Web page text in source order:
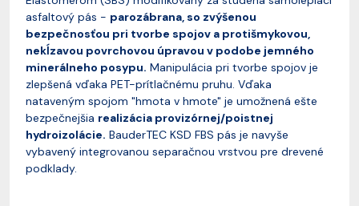
asfaltový pás - parozábrana, so zvýšenou
bezpečnosťou pri tvorbe spojov a protišmykovou,
nekĺzavou povrchovou úpravou v podobe jemného
minerálneho posypu. Manipulácia pri tvorbe spojov je
zlepšená vďaka PET-prítlačnému pruhu. Vďaka
nataveným spojom "hmota v hmote" je umožnená ešte
bezpečnejšia realizácia provizórnej/poistnej
hydroizolácie. BauderTEC KSD FBS pás je navyše
vybavený integrovanou separačnou vrstvou pre drevené
podklady.